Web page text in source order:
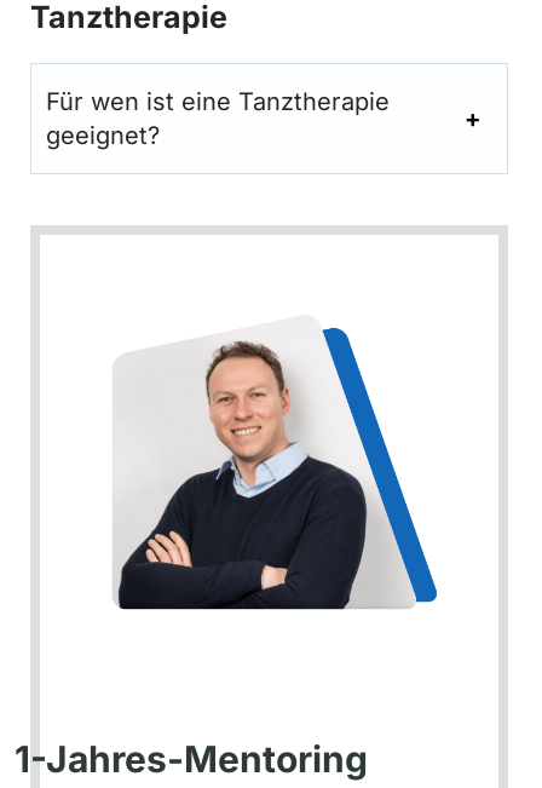
Tanztherapie
Für wen ist eine Tanztherapie
geeignet?
1-Jahres-Mentoring